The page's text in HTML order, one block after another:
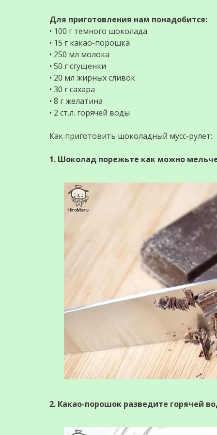
Для приготовления нам понадобится:
• 100 г темного шоколада
• 15 г какао-порошка
• 250 мл молока
• 50 г сгущенки
• 20 мл жирных сливок
• 30 г сахара
• 8 г желатина
• 2 ст.л. горячей воды
Как приготовить шоколадный мусс-рулет:
1. Шоколад порежьте как можно
2. Какао-порошок разведите горячей